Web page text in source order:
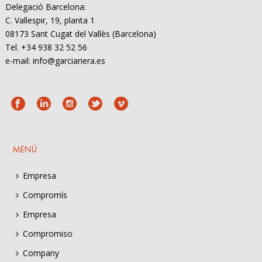
Delegació Barcelona:
C. Vallespir, 19, planta 1
08173 Sant Cugat del Vallès (Barcelona)
Tel. +34 938 32 52 56
e-mail: info@garciariera.es
MENÚ
Empresa
Compromís
Empresa
Compromiso
Company